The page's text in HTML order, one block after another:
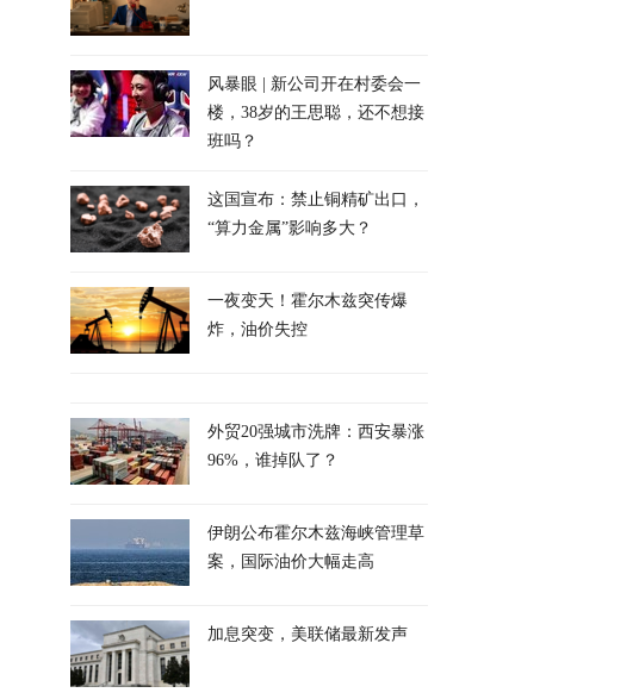
风暴眼 | 新公司开在村委会一
楼，38岁的王思聪，还不想接
班吗？
这国宣布：禁止铜精矿出口，
“算力金属”影响多大？
一夜变天！霍尔木兹突传爆
炸，油价失控
外贸20强城市洗牌：西安暴涨
96%，谁掉队了？
伊朗公布霍尔木兹海峡管理草
案，国际油价大幅走高
加息突变，美联储最新发声